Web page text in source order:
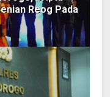
Reog Pada